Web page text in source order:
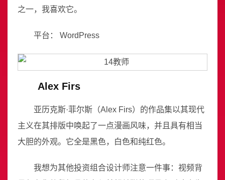
之一，我喜欢它。
平台： WordPress
Alex Firs
亚历克斯·菲尔斯（Alex Firs）的作品集以其现代
主义在其排版中唤起了一点漫画风味，并且具有相当
大胆的外观。它全是黑色，白色和纯红色。
我想为其他投资组合设计师注意一件事：视频背